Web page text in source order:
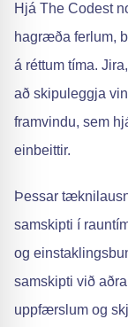
Hjá The Codest
hagræða ferlum,
á réttum tíma.
að skipuleggja
framvindu, sem
einbeittir.
Þessar
samskipti í
og
samskipti við aðra
uppfærslum og